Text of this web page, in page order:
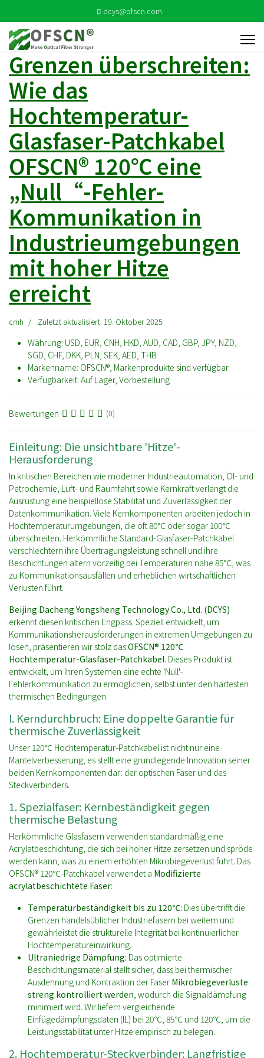
dcys@ofscn.com
Grenzen überschreiten:
Wie das
Hochtemperatur-
Glasfaser-Patchkabel
OFSCN® 120℃ eine
„Null“-Fehler-
Kommunikation in
Industrieumgebungen
mit hoher Hitze
erreicht
cmh Zuletzt aktualisiert: 19. Oktober 2025
Währung: USD, EUR, CNH, HKD, AUD, CAD, GBP, JPY, NZD,
SGD, CHF, DKK, PLN, SEK, AED, THB
Markenname: OFSCN®, Markenprodukte sind verfügbar.
Verfügbarkeit: Auf Lager, Vorbestellung
Bewertungen (0)
Einleitung: Die unsichtbare 'Hitze'-
Herausforderung
In kritischen Bereichen wie moderner Industrieautomation, Öl- und
Petrochemie, Luft- und Raumfahrt sowie Kernkraft verlangt die
Ausrüstung eine beispiellose Stabilität und Zuverlässigkeit der
Datenkommunikation. Viele Kernkomponenten arbeiten jedoch in
Hochtemperaturumgebungen, die oft 80℃ oder sogar 100℃
überschreiten. Herkömmliche Standard-Glasfaser-Patchkabel
verschlechtern ihre Übertragungsleistung schnell und ihre
Beschichtungen altern vorzeitig bei Temperaturen nahe 85℃, was
zu Kommunikationsausfällen und erheblichen wirtschaftlichen
Verlusten führt.
Beijing Dacheng Yongsheng Technology Co., Ltd. (DCYS)
erkennt diesen kritischen Engpass. Speziell entwickelt, um
Kommunikationsherausforderungen in extremen Umgebungen zu
lösen, präsentieren wir stolz dasOFSCN® 120℃
Hochtemperatur-Glasfaser-Patchkabel. Dieses Produkt ist
entwickelt, um Ihren Systemen eine echte 'Null'-
Fehlerkommunikation zu ermöglichen, selbst unter den härtesten
thermischen Bedingungen.
I. Kerndurchbruch: Eine doppelte Garantie für
thermische Zuverlässigkeit
Unser 120℃ Hochtemperatur-Patchkabel ist nicht nur eine
Mantelverbesserung; es stellt eine grundlegende Innovation seiner
beiden Kernkomponenten dar: der optischen Faser und des
Steckverbinders.
1. Spezialfaser: Kernbeständigkeit gegen
thermische Belastung
Herkömmliche Glasfasern verwenden standardmäßig eine
Acrylatbeschichtung, die sich bei hoher Hitze zersetzen und spröde
werden kann, was zu einem erhöhten Mikrobiegeverlust führt. Das
OFSCN® 120℃-Patchkabel verwendet a Modifizierte
acrylatbeschichtete Faser:
Temperaturbeständigkeit bis zu 120℃: Dies übertrifft die
Grenzen handelsüblicher Industriefasern bei weitem und
gewährleistet die strukturelle Integrität bei kontinuierlicher
Hochtemperatureinwirkung.
Ultraniedrige Dämpfung: Das optimierte
Beschichtungsmaterial stellt sicher, dass bei thermischer
Ausdehnung und Kontraktion der Faser Mikrobiegeverluste
streng kontrolliert werden, wodurch die Signaldämpfung
minimiert wird. Wir liefern vergleichende
Einfügedämpfungsdaten (IL) bei 20℃, 85℃ und 120℃, um die
Leistungsstabilität unter Hitze empirisch zu belegen.
2. Hochtemperatur-Steckverbinder: Langfristige